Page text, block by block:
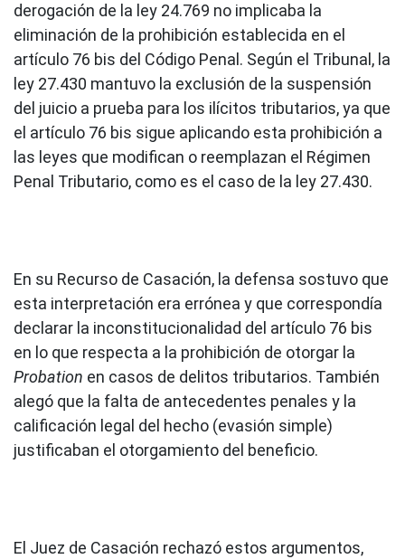
derogación de la ley 24.769 no implicaba la
eliminación de la prohibición establecida en el
artículo 76 bis del Código Penal. Según el Tribunal, la
ley 27.430 mantuvo la exclusión de la suspensión
del juicio a prueba para los ilícitos tributarios, ya que
el artículo 76 bis sigue aplicando esta prohibición a
las leyes que modifican o reemplazan el Régimen
Penal Tributario, como es el caso de la ley 27.430.
En su Recurso de Casación, la defensa sostuvo que
esta interpretación era errónea y que correspondía
declarar la inconstitucionalidad del artículo 76 bis
en lo que respecta a la prohibición de otorgar la
Probation en casos de delitos tributarios. También
alegó que la falta de antecedentes penales y la
calificación legal del hecho (evasión simple)
justificaban el otorgamiento del beneficio.
El Juez de Casación rechazó estos argumentos,